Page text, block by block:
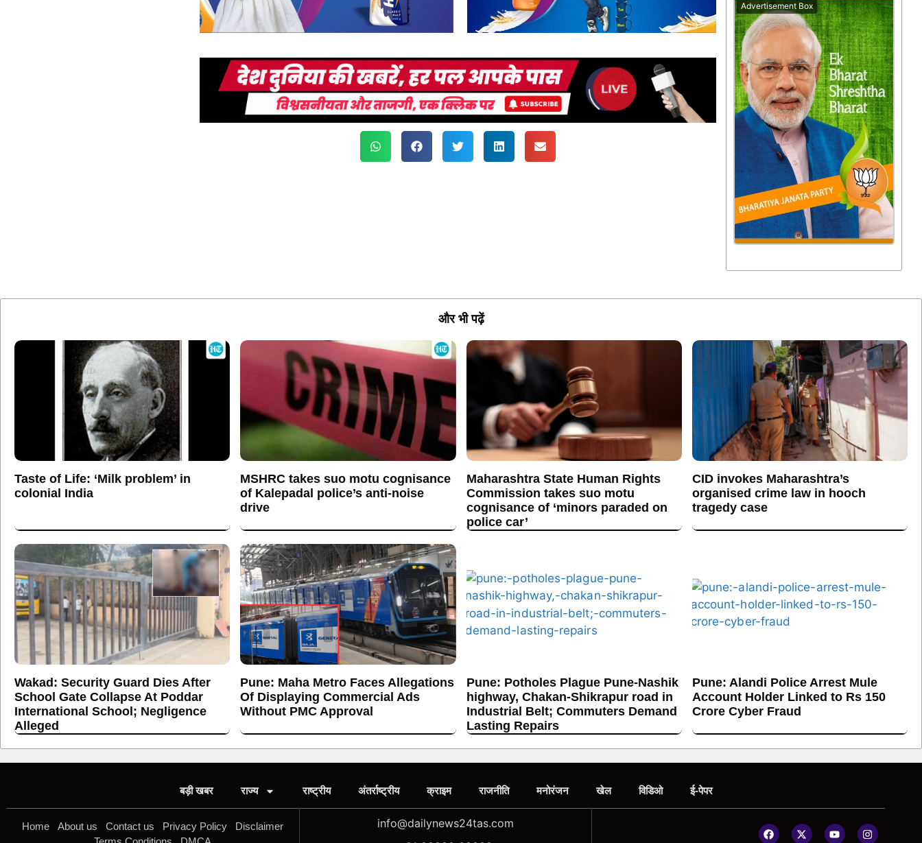
Advertisement Box
और भी पढ़ें
Taste of Life: ‘Milk problem’ in
colonial India
MSHRC takes suo motu cognisance
of Kalepadal police’s anti-noise
drive
Maharashtra State Human Rights
Commission takes suo motu
cognisance of ‘minors paraded on
police car’
CID invokes Maharashtra’s
organised crime law in hooch
tragedy case
Wakad: Security Guard Dies After
School Gate Collapse At Poddar
International School; Negligence
Alleged
Pune: Maha Metro Faces Allegations
Of Displaying Commercial Ads
Without PMC Approval
Pune: Potholes Plague Pune-Nashik
highway, Chakan-Shikrapur road in
Industrial Belt; Commuters Demand
Lasting Repairs
Pune: Alandi Police Arrest Mule
Account Holder Linked to Rs 150
Crore Cyber Fraud
बड़ी खबर राज्य राष्ट्रीय अंतर्राष्ट्रीय क्राइम राजनीति मनोरंजन खेल विडिओ ई-पेपर
Home About us Contact us Privacy Policy
Disclaimer
info@dailynews24tas.com